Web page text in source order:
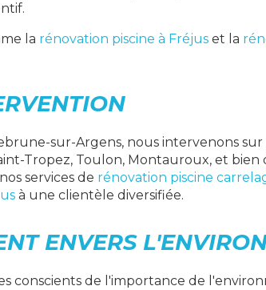
la rénovation piscine à Fréjus et la
sur-Argens, nous intervenons
Tropez, Toulon, Montauroux, et
services de rénovation piscine
à une clientèle diversifiée.
ENVERS
conscients de l'importance de